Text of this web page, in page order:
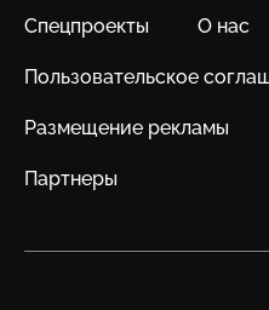
Спецпроекты О нас
Пользовательское
Размещение рекламы
Партнеры